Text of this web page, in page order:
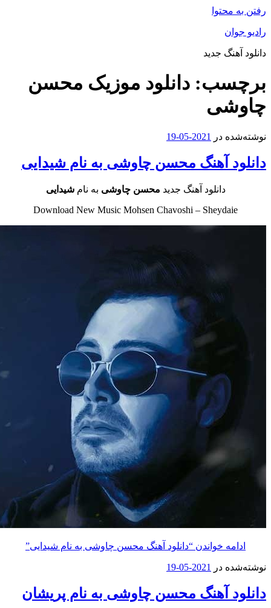
جدید
دانلود موزیک محسن
در 2021-05-19
آهنگ محسن چاوشی به نام شیدایی
دانلود آهنگ جدیدمحسن چاوشیبه نامشیدایی
Download New Music Mohsen Chavoshi –
خواندن“دانلود آهنگ محسن چاوشی به نام شیدایی”
در 2021-05-19
آهنگ محسن چاوشی به نام پریشان